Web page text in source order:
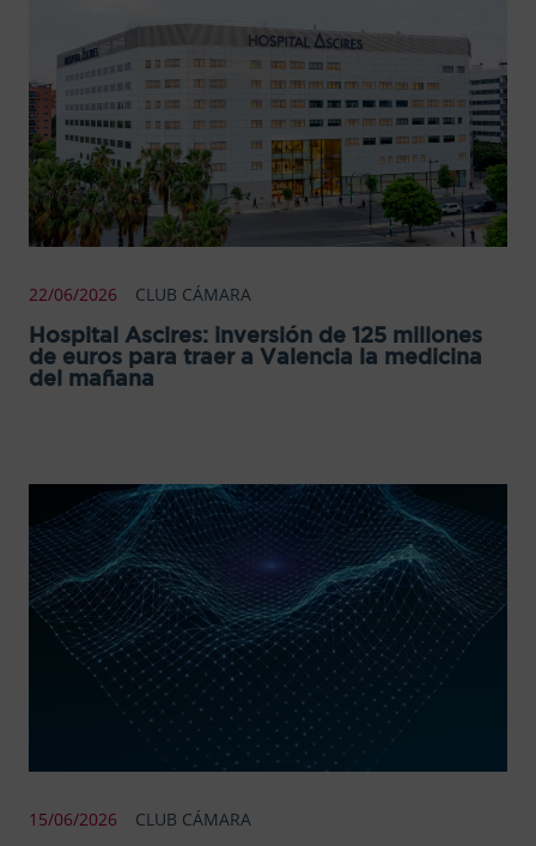
22/06/2026 CLUB CÁMARA
Hospital Ascires: inversión de 125 millones
de euros para traer a Valencia la medicina
del mañana
15/06/2026 CLUB CÁMARA